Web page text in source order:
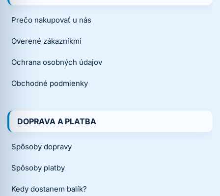
Prečo nakupovať u nás
Overené zákazníkmi
Ochrana osobných údajov
Obchodné podmienky
DOPRAVA A PLATBA
Spôsoby dopravy
Spôsoby platby
Kedy dostanem balík?